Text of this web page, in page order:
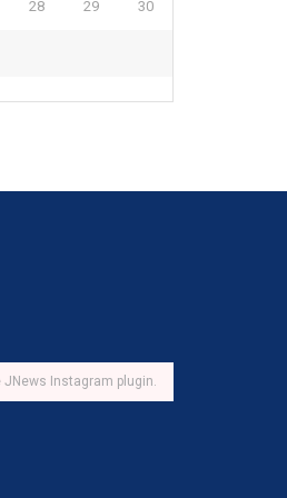
28 29 30
Instagram plugin.